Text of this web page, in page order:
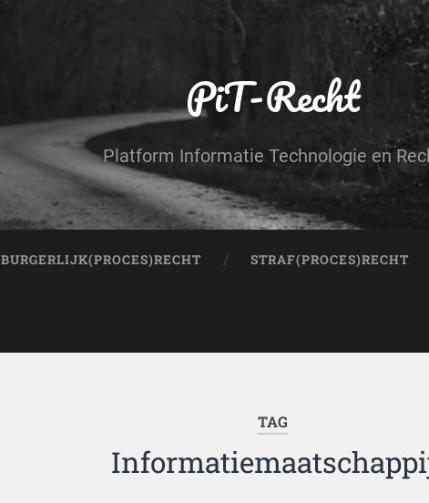
PiT-Recht
Platform Informatie Technologie en
BURGERLIJK(PROCES)RECHT STRAF(PROCES)RECHT
TAG